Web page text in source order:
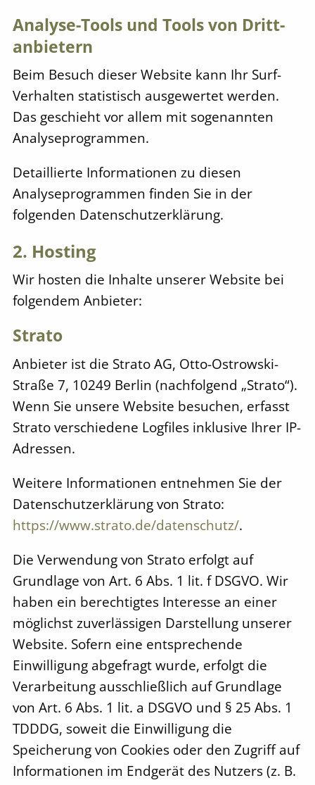
Analyse-Tools und Tools von Dritt­
anbietern
Beim Besuch dieser Website kann Ihr Surf-
Verhalten statistisch ausgewertet werden.
Das geschieht vor allem mit sogenannten
Analyseprogrammen.
Detaillierte Informationen zu diesen
Analyseprogrammen finden Sie in der
folgenden Datenschutzerklärung.
2. Hosting
Wir hosten die Inhalte unserer Website bei
folgendem Anbieter:
Strato
Anbieter ist die Strato AG, Otto-Ostrowski-
Straße 7, 10249 Berlin (nachfolgend „Strato“).
Wenn Sie unsere Website besuchen, erfasst
Strato verschiedene Logfiles inklusive Ihrer IP-
Adressen.
Weitere Informationen entnehmen Sie der
Datenschutzerklärung von Strato:
https://www.strato.de/datenschutz/.
Die Verwendung von Strato erfolgt auf
Grundlage von Art. 6 Abs. 1 lit. f DSGVO. Wir
haben ein berechtigtes Interesse an einer
möglichst zuverlässigen Darstellung unserer
Website. Sofern eine entsprechende
Einwilligung abgefragt wurde, erfolgt die
Verarbeitung ausschließlich auf Grundlage
von Art. 6 Abs. 1 lit. a DSGVO und § 25 Abs. 1
TDDDG, soweit die Einwilligung die
Speicherung von Cookies oder den Zugriff auf
Informationen im Endgerät des Nutzers (z. B.